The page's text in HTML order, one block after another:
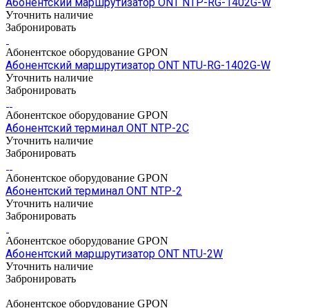
Уточнить наличие
Забронировать
Абонентское оборудование GPON
Абонентский маршрутизатор ONT NTU-RG-1402G-W
Уточнить наличие
Забронировать
Абонентское оборудование GPON
Абонентский терминал ONT NTP-2C
Уточнить наличие
Забронировать
Абонентское оборудование GPON
Абонентский терминал ONT NTP-2
Уточнить наличие
Забронировать
Абонентское оборудование GPON
Абонентский маршрутизатор ONT NTU-2W
Уточнить наличие
Забронировать
Абонентское оборудование GPON